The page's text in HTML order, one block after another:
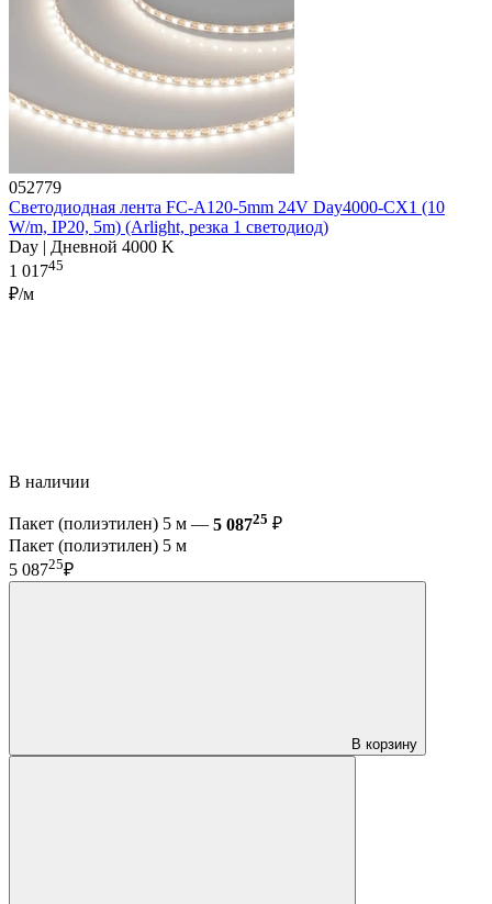
052779
Светодиодная лента FC-A120-5mm 24V Day4000-CX1 (10
W/m, IP20, 5m) (Arlight, резка 1 светодиод)
Day | Дневной 4000 K
1 01745
₽/м
В наличии
Пакет (полиэтилен) 5 м — 5 08725 ₽
Пакет (полиэтилен) 5 м
5 08725₽
В корзину